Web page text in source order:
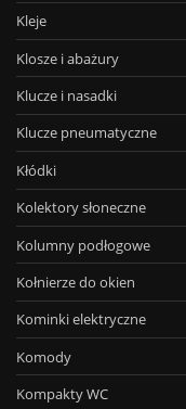
Kleje
Klosze i abażury
Klucze i nasadki
Klucze pneumatyczne
Kłódki
Kolektory słoneczne
Kolumny podłogowe
Kołnierze do okien
Kominki elektryczne
Komody
Kompakty WC